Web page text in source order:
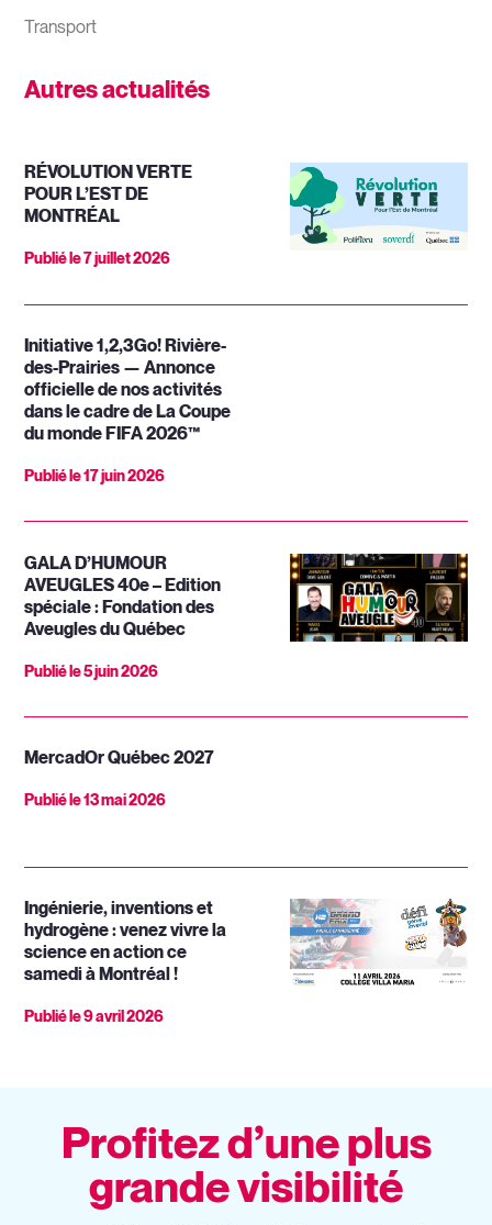
Transport
Autres actualités
RÉVOLUTION VERTE
POUR L’EST DE
MONTRÉAL
Publié le7 juillet 2026
Initiative 1,2,3Go! Rivière-
des-Prairies — Annonce
officielle de nos activités
dans le cadre de La Coupe
du monde FIFA 2026™
Publié le17 juin 2026
GALA D’HUMOUR
AVEUGLES 40e – Edition
spéciale : Fondation des
Aveugles du Québec
Publié le5 juin 2026
MercadOr Québec 2027
Publié le13 mai 2026
Ingénierie, inventions et
hydrogène : venez vivre la
science en action ce
samedi à Montréal !
Publié le9 avril 2026
Profitez d’une plus
grande visibilité